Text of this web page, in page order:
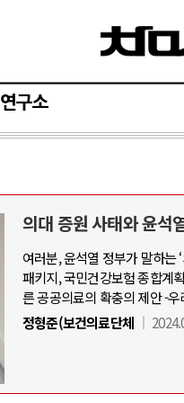
연구소
의대 증원 사태와 윤석
여러분, 윤석열 정부가 말하는
패키지, 국민건강보험 종합계
른 공공의료의 확충의 제안 -
정형준(보건의료단체